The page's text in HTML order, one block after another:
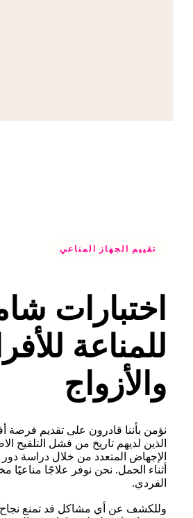
تقييم الجهاز المناعي
اختبارات
للمناعة
والأزواج
نؤمن بأننا قادرون على تقديم فرصة
الذين لديهم تاريخ من فشل التلقيح
الإجهاض المتعدد من خلال دراسة دور
أثناء الحمل. نحن نوفر علاجًا
الفردي.
وللكشف عن أي مشاكل قد تمنع نجاح